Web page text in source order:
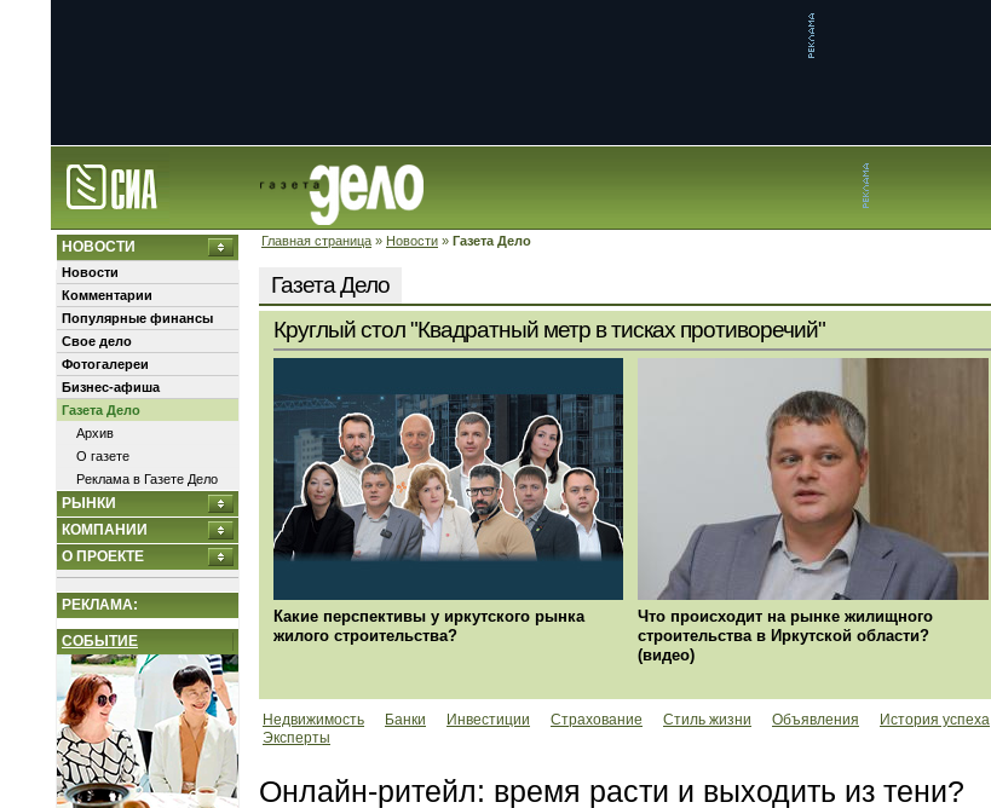
Главная страница » Новости » Газета Дело
НОВОСТИ
Новости
Комментарии
Популярные финансы
Свое дело
Фотогалереи
Бизнес-афиша
Газета Дело
Архив
О газете
Реклама в Газете Дело
РЫНКИ
КОМПАНИИ
О ПРОЕКТЕ
РЕКЛАМА:
СОБЫТИЕ
Газета Дело
Круглый стол "Квадратный метр в тисках противоречий"
Какие перспективы у иркутского рынка
жилого строительства?
Что происходит на рынке жилищного
строительства в Иркутской области?
(видео)
Недвижимость Банки Инвестиции Страхование Стиль жизни Объявления История успеха
Эксперты
Онлайн-ритейл: время расти и выходить из тени?